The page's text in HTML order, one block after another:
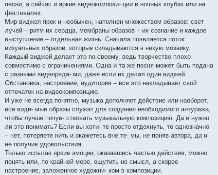
песни, а сейчас и яркие видеокомпози- ции в ночных клубах или на
фестивалях.
Мир виджея ярок и необычен, наполнен множеством образов: свет
лучей – ритм их сердца, мембраны образов – их сознание и каждое
выступление – отдельная жизнь. Сначала появляется поток
визуальных образов, которые складываются в некую мозаику.
Каждый виджей делает это по-своему, ведь творчество плохо
совместимо с ограничениями. Одна и та же песня может быть подана
с разными видеоряда- ми, даже если их делал один виджей.
Обстановка, настроение, аудитория – все это накладывает свой
отпечаток на видеокомпозицию.
И уже не всегда понятно, музыка дополняет действие или наоборот,
все види- мые образы служат для создания необходимого антуража,
чтобы лучше почув- ствовать музыкальную композицию. Да и нужно
ли это понимать? Если вы хоти- те просто отдохнуть, то однозначно
– нет, потеряете нить и окажетесь вне те- мы, не поняв автора, да и
не получив удовольствия.
Только испытав яркие эмоции, оказавшись частью действия, можно
понять или, по крайней мере, ощутить не смысл, а скорее
настроение, заложенное художни- ком в композиции.